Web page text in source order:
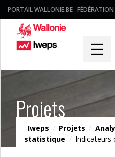
PORTAIL WALLONIE.BE
☰
Projets
Iweps / Projets /
statistique / Indicateurs